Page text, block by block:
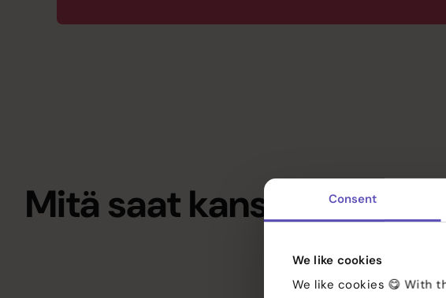
Consent
We like cookies
We like cookies 😋 With
Mitä saat kanssamme?